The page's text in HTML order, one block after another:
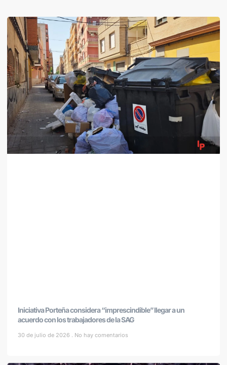
Iniciativa Porteña considera “imprescindible” llegar a un
acuerdo con los trabajadores de la SAG
30 de julio de 2026 No hay comentarios